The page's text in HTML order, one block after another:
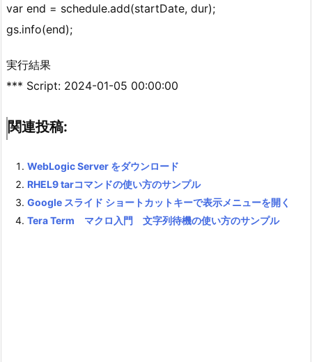
var end = schedule.add(startDate, dur);
gs.info(end);
実行結果
*** Script: 2024-01-05 00:00:00
関連投稿:
WebLogic Server をダウンロード
RHEL9 tarコマンドの使い方のサンプル
Google スライド ショートカットキーで表示メニューを開く
Tera Term マクロ入門 文字列待機の使い方のサンプル